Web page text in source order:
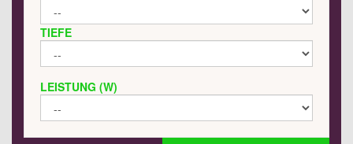
TIEFE
LEISTUNG (W)